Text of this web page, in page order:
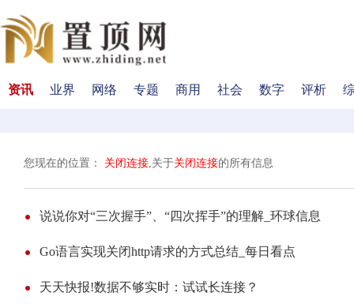
资讯 业界 网络 专题 商用 社会 数字 评析
您现在的位置： 关闭连接,关于关闭连接的所有信息
说说你对“三次握手”、“四次挥手”的理解_环球信息
Go语言实现关闭http请求的方式总结_每日看点
天天快报!数据不够实时：试试长连接？